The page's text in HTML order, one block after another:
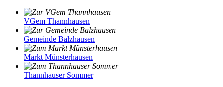
VGem Thannhausen
Gemeinde Balzhausen
Markt Münsterhausen
Thannhauser Sommer